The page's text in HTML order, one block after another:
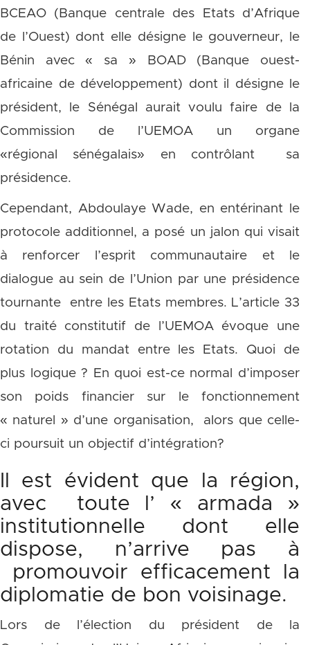
BCEAO (Banque centrale des Etats d’Afrique
de l’Ouest) dont elle désigne le gouverneur, le
Bénin avec « sa » BOAD (Banque ouest-
africaine de développement) dont il désigne le
président, le Sénégal aurait voulu faire de la
Commission de l’UEMOA un organe
«régional sénégalais» en contrôlant sa
présidence.
Cependant, Abdoulaye Wade, en entérinant le
protocole additionnel, a posé un jalon qui visait
à renforcer l’esprit communautaire et le
dialogue au sein de l’Union par une présidence
tournante entre les Etats membres. L’article 33
du traité constitutif de l’UEMOA évoque une
rotation du mandat entre les Etats. Quoi de
plus logique ? En quoi est-ce normal d’imposer
son poids financier sur le fonctionnement
« naturel » d’une organisation, alors que celle-
ci poursuit un objectif d’intégration?
Il est évident que la région,
avec toute l’ « armada »
institutionnelle dont elle
dispose, n’arrive pas à
promouvoir efficacement la
diplomatie de bon voisinage.
Lors de l’élection du président de la